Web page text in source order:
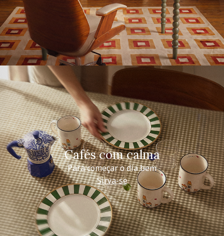
Cafés com calma
Para começar o dia bem
Sirva-se